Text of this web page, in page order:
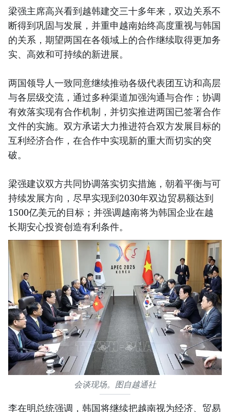
梁强主席高兴看到越韩建交三十多年来，双边关系不
断得到巩固与发展，并重申越南始终高度重视与韩国
的关系，期望两国在各领域上的合作继续取得更加务
实、高效和可持续的新进展。
两国领导人一致同意继续推动各级代表团互访和高层
与各层级交流，通过多种渠道加强沟通与合作；协调
有效落实现有合作机制，并切实推进两国已签署合作
文件的实施。双方承诺大力推进符合双方发展目标的
互利经济合作，在合作中实现新的重大而切实的突
破。
梁强建议双方共同协调落实切实措施，朝着平衡与可
持续发展方向，尽早实现到2030年双边贸易额达到
1500亿美元的目标；并强调越南将为韩国企业在越
长期安心投资创造有利条件。
会谈现场。图自越通社
李在明总统强调，韩国将继续把越南视为经济、贸易